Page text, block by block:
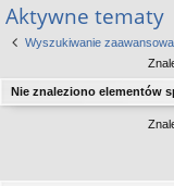
j
…
Aktywne tematy
Wyszukiwanie
Nie znaleziono elementów